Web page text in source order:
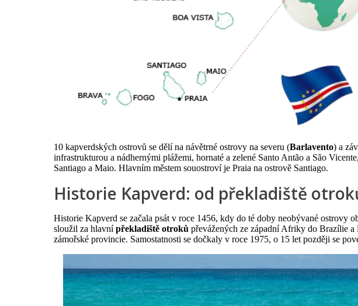
10 kapverdských ostrovů se dělí na návětrné ostrovy na severu (Barlavento) a
infrastrukturou a nádhernými plážemi, hornaté a zelené Santo Antão a São
Santiago a Maio. Hlavním městem souostroví je Praia na ostrově Santiago.
Historie Kapverd: od překladiště
Historie Kapverd se začala psát v roce 1456, kdy do té doby neobývané ostrovy
sloužil za hlavnípřekladiště otroků převážených ze západní Afriky do Brazílie
zámořské provincie. Samostatnosti se dočkaly v roce 1975, o 15 let později se